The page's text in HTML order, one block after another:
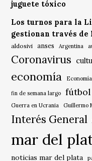
juguete tóxico
Los turnos para la
gestionan través de
aldosivi anses Argentina
Coronavirus
economía
fin de semana largo fútbol
Guerra en Ucrania Guillermo
Interés General
mar del
noticias mar del plata